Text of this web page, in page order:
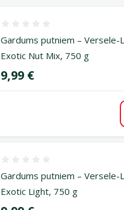
Gardums putniem – Versele-
Exotic Nut Mix, 750 g
Cena
9,99 €
Gardums putniem – Versele-
Exotic Light, 750 g